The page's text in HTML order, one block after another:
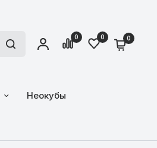
0 0 0
Неокубы